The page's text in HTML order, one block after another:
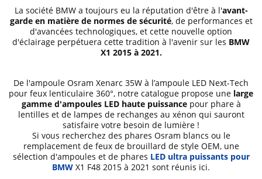
La société BMW a toujours eu la réputation d'être à l'avant-
garde en matière de normes de sécurité, de performances et
d'avancées technologiques, et cette nouvelle option
d'éclairage perpétuera cette tradition à l'avenir sur les BMW
X1 2015 à 2021.
De l'ampoule Osram Xenarc 35W à l’ampoule LED Next-Tech
pour feux lenticulaire 360°, notre catalogue propose une large
gamme d'ampoules LEDhaute puissancepour phare à
lentilles et de lampes de rechanges au xénon qui sauront
satisfaire votre besoin de lumière !
Si vous recherchez des phares Osram blancs ou le
remplacement de feux de brouillard de style OEM, une
sélection d'ampoules et de phares LED ultra puissants pour
BMW X1 F48 2015 à 2021 sont réunis ici.